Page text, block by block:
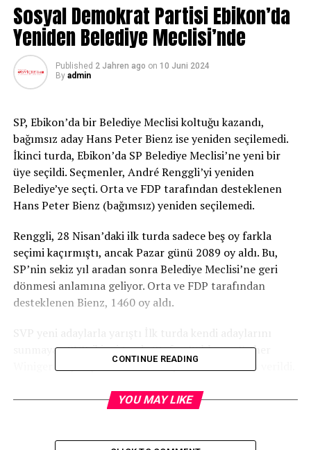
Sosyal Demokrat Partisi Ebikon’da
Yeniden Belediye Meclisi’nde
Published 2 Jahren ago on 10 Juni 2024
By admin
SP, Ebikon’da bir Belediye Meclisi koltuğu kazandı,
bağımsız aday Hans Peter Bienz ise yeniden seçilemedi.
İkinci turda, Ebikon’da SP Belediye Meclisi’ne yeni bir
üye seçildi. Seçmenler, André Renggli’yi yeniden
Belediye’ye seçti. Orta ve FDP tarafından desteklenen
Hans Peter Bienz (bağımsız) yeniden seçilemedi.
Renggli, 28 Nisan’daki ilk turda sadece beş oy farkla
seçimi kaçırmıştı, ancak Pazar günü 2089 oy aldı. Bu,
SP’nin sekiz yıl aradan sonra Belediye Meclisi’ne geri
dönmesi anlamına geliyor. Orta ve FDP tarafından
desteklenen Bienz, 1460 oy aldı.
SVP yeni adaylarla yarıştı İlk turda kendi adaylarını
sunmayan SVP, ikinci turda Stefan Bühler ve Esther
Winiger ile yarıştı. Onlara sırasıyla 900 ve 641 oy verildi.
Beş mevcut Belediye Meclisi üyesi tümü yeniden
(Orta), Mark Pfyffer (FDP) ve Susanne Troesch-
CONTINUE READING
YOU MAY LIKE